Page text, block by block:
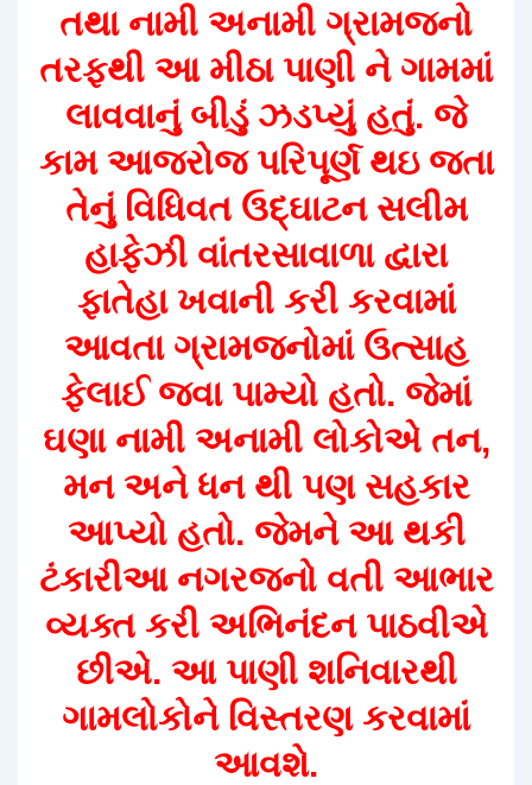
તથા નામી અનામી ગ્રામજનો
તરફથી આ મીઠા પાણી ને ગામમાં
લાવવાનું બીડું ઝડપ્યું હતું. જે
કામ આજરોજ પરિપૂર્ણ થઇ જતા
તેનું વિધિવત ઉદ્ઘાટન સલીમ
હાફેઝી વાંતરસાવાળા દ્વારા
ફાતેહા ખવાની કરી કરવામાં
આવતા ગ્રામજનોમાં ઉત્સાહ
ફેલાઈ જવા પામ્યો હતો. જેમાં
ઘણા નામી અનામી લોકોએ તન,
મન અને ધન થી પણ સહકાર
આપ્યો હતો. જેમને આ થકી
ટંકારીઆ નગરજનો વતી આભાર
વ્યક્ત કરી અભિનંદન પાઠવીએ
છીએ. આ પાણી શનિવારથી
ગામલોકોને વિસ્તરણ કરવામાં
આવશે.